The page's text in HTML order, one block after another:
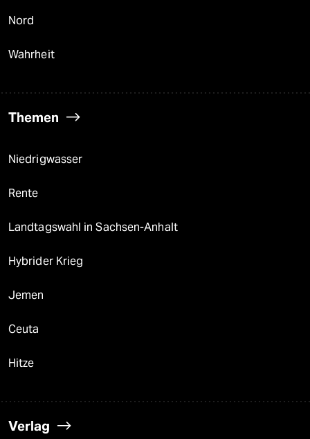
Nord
Wahrheit
Themen
Niedrigwasser
Rente
Landtagswahl in Sachsen-Anhalt
Hybrider Krieg
Jemen
Ceuta
Hitze
Verlag